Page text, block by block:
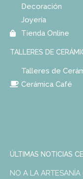
Decoración
Joyería
Tienda Online
TALLERES DE
Talleres de
Cerámica Café
ÚLTIMAS NOTICIAS
NO A LA